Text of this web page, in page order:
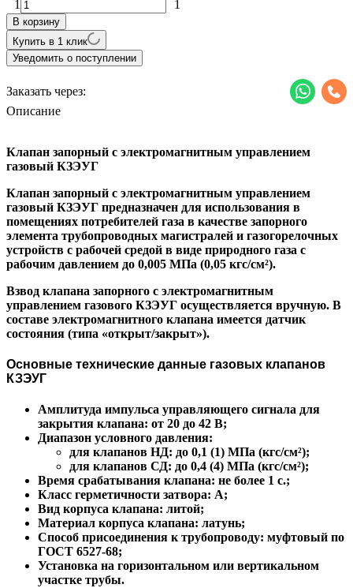
1 1
В корзину
Купить в 1 клик
Уведомить о поступлении
Заказать через:
Описание
Клапан запорный с электромагнитным управлением
газовый КЗЭУГ
Клапан запорный с электромагнитным управлением
газовый КЗЭУГ предназначен для использования в
помещениях потребителей газа в качестве запорного
элемента трубопроводных магистралей и газогорелочных
устройств с рабочей средой в виде природного газа с
рабочим давлением до 0,005 МПа (0,05 кгс/см²).
Взвод клапана запорного с электромагнитным
управлением газового КЗЭУГ осуществляется вручную. В
составе электромагнитного клапана имеется датчик
состояния (типа «открыт/закрыт»).
Основные технические данные газовых клапанов
КЗЭУГ
Амплитуда импульса управляющего сигнала для
закрытия клапана: от 20 до 42 В;
Диапазон условного давления:
для клапанов НД: до 0,1 (1) МПа (кгс/см²);
для клапанов СД: до 0,4 (4) МПа (кгс/см²);
Время срабатывания клапана: не более 1 с.;
Класс герметичности затвора: А;
Вид корпуса клапана: литой;
Материал корпуса клапана: латунь;
Способ присоединения к трубопроводу: муфтовый по
ГОСТ 6527-68;
Установка на горизонтальном или вертикальном
участке трубы.